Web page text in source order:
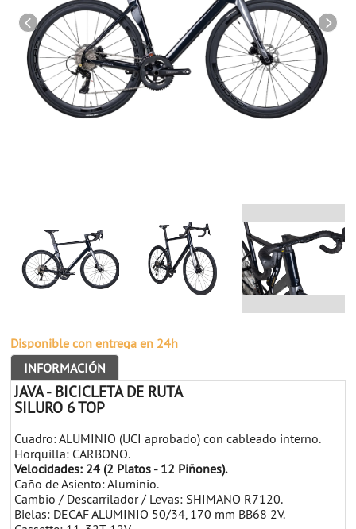
Disponible con entrega en 24h
INFORMACIÓN
JAVA - BICICLETA DE RUTA
SILURO 6 TOP
Cuadro: ALUMINIO (UCI aprobado) con cableado interno.
Horquilla: CARBONO.
Velocidades: 24 (2 Platos - 12 Piñones).
Caño de Asiento: Aluminio.
Cambio / Descarrilador / Levas: SHIMANO R7120.
Bielas: DECAF ALUMINIO 50/34, 170 mm BB68 2V.